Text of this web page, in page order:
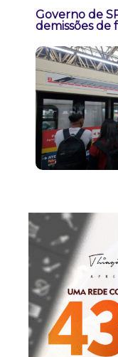
Governo de
demissões de